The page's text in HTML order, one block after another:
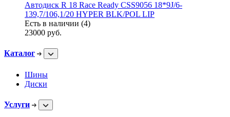
Автодиск R 18 Race Ready CSS9056 18*9J/6-
139,7/106,1/20 HYPER BLK/POL LIP
Есть в наличии (4)
23000 руб.
Каталог
Шины
Диски
Услуги